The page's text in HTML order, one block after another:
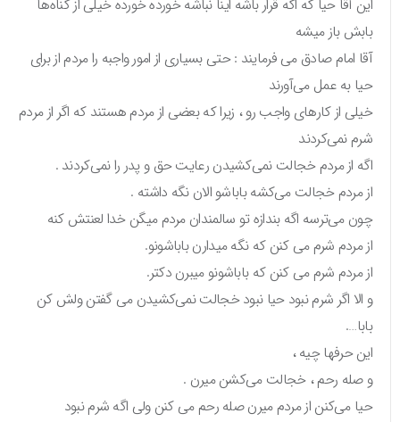
این آقا حیا که اگه قرار باشه اینا نباشه خورده خورده خیلی از گناه‌ها
بابش باز میشه
آقا امام صادق می فرمایند : حتی بسیاری از امور واجبه را مردم از برای
حیا به عمل می‌آورند
خیلی از کارهای واجب رو ، زیرا که بعضی از مردم هستند که اگر از مردم
شرم نمی‌کردند
اگه از مردم خجالت نمی‌کشیدن رعایت حق و پدر را نمی‌کردند .
از مردم خجالت می‌کشه باباشو الان نگه داشته .
چون می‌ترسه اگه بندازه تو سالمندان مردم میگن خدا لعنتش کنه
از مردم شرم می کنن که نگه میدارن باباشونو.
از مردم شرم می کنن که باباشونو میبرن دکتر.
و الا اگر شرم نبود حیا نبود خجالت نمی‌کشیدن می گفتن ولش کن
بابا….
این حرفها چیه ،
و صله رحم ، خجالت می‌کشن میرن .
حیا می‌کنن از مردم میرن صله رحم می کنن ولی اگه شرم نبود